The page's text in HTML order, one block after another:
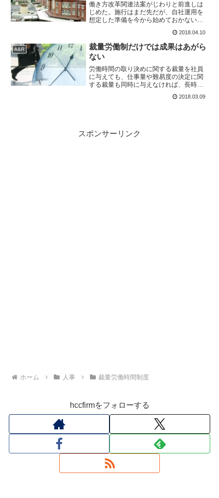
働き方改革関連法案がじわりと前進しは
じめた。施行はまだ先だが、自社運用を
想定した準備を今から始めておかないと
かねない。裁量労働時間制、同一労働同
一賃金、高度プロフェッショナル制度の
準備についてまとめた。
2018.04.10
A&R
裁量労働制だけでは成果はあがら
ない
労働時間の取り決めに関する裁量を社員
に与えても、仕事量や難易度の決定に関
する裁量も同時に与えなければ、長時間
カスした業務改善なき裁量労働制の議論
2018.03.09
スポンサーリンク
ホーム 人事 裁量労働時間制度
hccfirmをフォローする